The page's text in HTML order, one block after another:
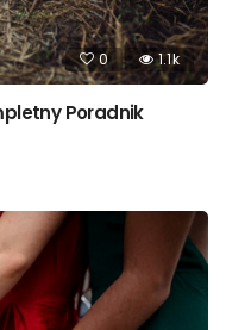
0 1.1k
Poradnik